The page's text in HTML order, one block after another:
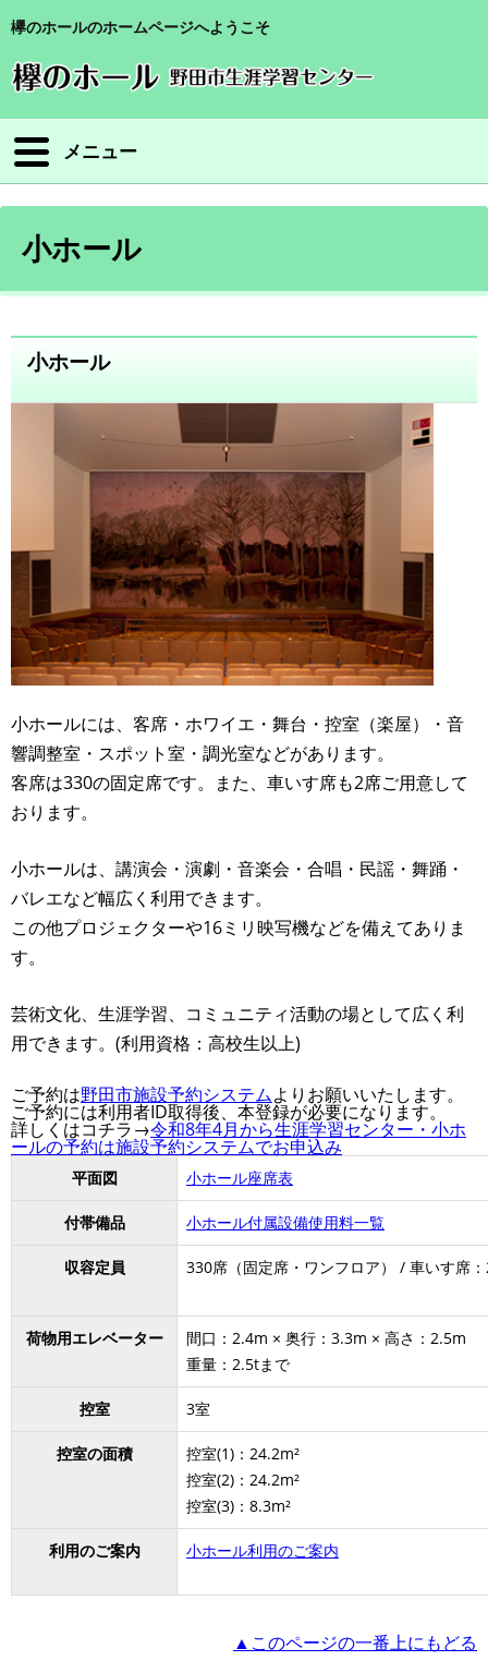
欅のホールのホームページへようこそ
メニュー
小ホール
小ホール
小ホールには、客席・ホワイエ・舞台・控室（楽屋）・音
響調整室・スポット室・調光室などがあります。
客席は330の固定席です。また、車いす席も2席ご用意して
おります。
小ホールは、講演会・演劇・音楽会・合唱・民謡・舞踊・
バレエなど幅広く利用できます。
この他プロジェクターや16ミリ映写機などを備えてありま
す。
芸術文化、生涯学習、コミュニティ活動の場として広く利
用できます。(利用資格：高校生以上)
ご予約は野田市施設予約システムよりお願いいたします。
ご予約には利用者ID取得後、本登録が必要になります。
詳しくはコチラ→令和8年4月から生涯学習センター・小ホ
ールの予約は施設予約システムでお申込み
平面図 小ホール座席表
付帯備品 小ホール付属設備使用料一覧
収容定員 330席（固定席・ワンフロア） / 車いす席
荷物用エレベーター
間口：2.4m × 奥行：3.3m × 高さ：2.5m
重量：2.5tまで
控室 3室
控室の面積
控室(1)：24.2m²
控室(2)：24.2m²
控室(3)：8.3m²
利用のご案内 小ホール利用のご案内
▲このページの一番上にもどる